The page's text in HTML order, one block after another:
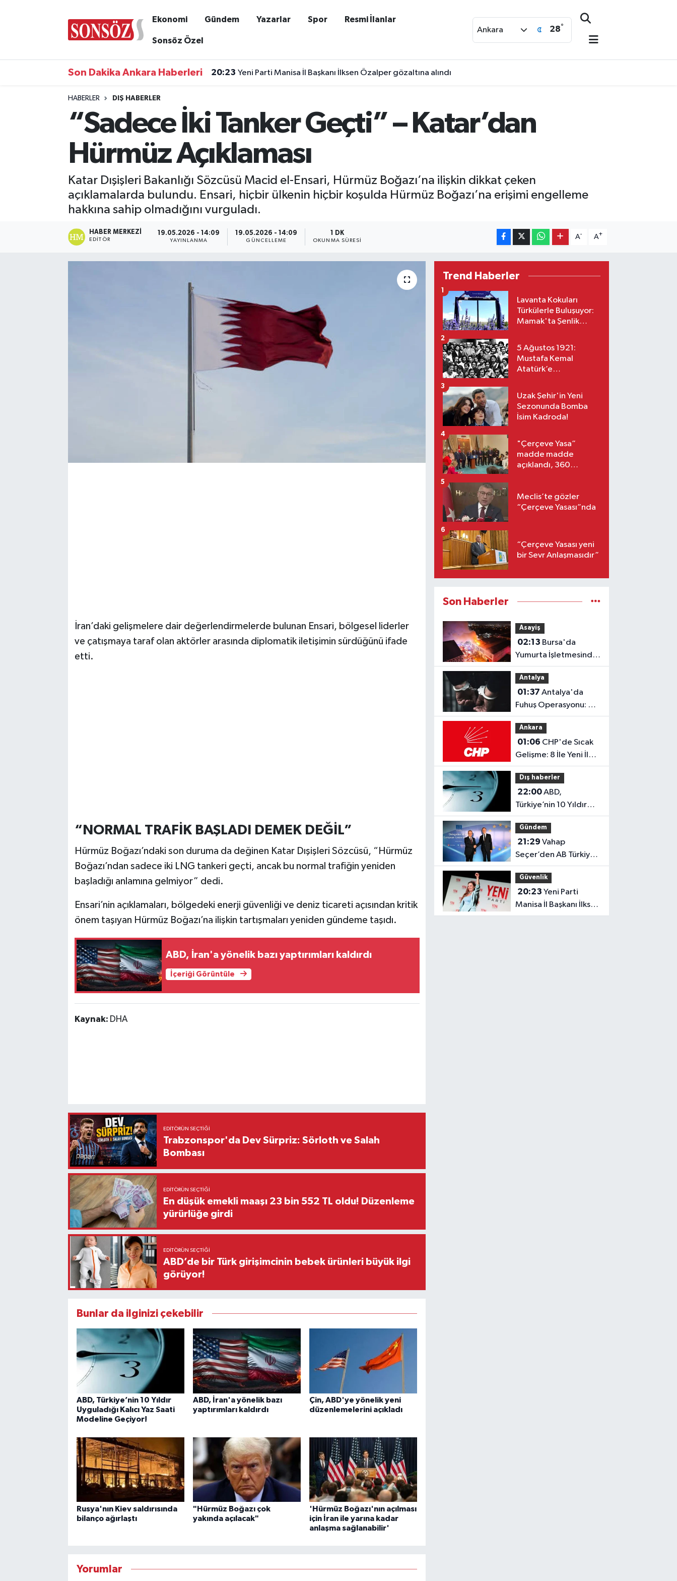
Ekonomi Gündem Yazarlar Spor Resmi İlanlar
Sonsöz Özel
Ankara 28°
Son Dakika Ankara Haberleri 20:23 Yeni Parti Manisa İl Başkanı İlksen Özalper gözaltına alındı
HABERLER DIŞ HABERLER
“Sadece İki Tanker Geçti” – Katar’dan
Hürmüz Açıklaması
Katar Dışişleri Bakanlığı Sözcüsü Macid el-Ensari, Hürmüz Boğazı’na ilişkin dikkat çeken
açıklamalarda bulundu. Ensari, hiçbir ülkenin hiçbir koşulda Hürmüz Boğazı’na erişimi engelleme
hakkına sahip olmadığını vurguladı.
HABER MERKEZI
EDITÖR
19.05.2026 - 14:09
YAYINLANMA
19.05.2026 - 14:09
GÜNCELLEME
1 DK
OKUNMA SÜRESI
A- A+
İran’daki gelişmelere dair değerlendirmelerde bulunan Ensari, bölgesel liderler
ve çatışmaya taraf olan aktörler arasında diplomatik iletişimin sürdüğünü ifade
etti.
“NORMAL TRAFİK BAŞLADI DEMEK DEĞİL”
Hürmüz Boğazı’ndaki son duruma da değinen Katar Dışişleri Sözcüsü, “Hürmüz
Boğazı’ndan sadece iki LNG tankeri geçti, ancak bu normal trafiğin yeniden
başladığı anlamına gelmiyor” dedi.
Ensari’nin açıklamaları, bölgedeki enerji güvenliği ve deniz ticareti açısından kritik
önem taşıyan Hürmüz Boğazı’na ilişkin tartışmaları yeniden gündeme taşıdı.
ABD, İran'a yönelik bazı yaptırımları kaldırdı
İçeriği Görüntüle
Kaynak: DHA
EDITÖRÜN SEÇTIĞI
Trabzonspor'da Dev Sürpriz: Sörloth ve Salah
Bombası
EDITÖRÜN SEÇTIĞI
En düşük emekli maaşı 23 bin 552 TL oldu! Düzenleme
yürürlüğe girdi
EDITÖRÜN SEÇTIĞI
ABD’de bir Türk girişimcinin bebek ürünleri büyük ilgi
görüyor!
Bunlar da ilginizi çekebilir
ABD, Türkiye’nin 10 Yıldır
Uyguladığı Kalıcı Yaz Saati
Modeline Geçiyor!
ABD, İran'a yönelik bazı
yaptırımları kaldırdı
Çin, ABD'ye yönelik yeni
düzenlemelerini açıkladı
Rusya'nın Kiev saldırısında
bilanço ağırlaştı
"Hürmüz Boğazı çok
yakında açılacak"
'Hürmüz Boğazı'nın açılması
için İran ile yarına kadar
anlaşma sağlanabilir'
Yorumlar
Trend Haberler
Lavanta Kokuları
Türkülerle Buluşuyor:
Mamak'ta Şenlik
1
5 Ağustos 1921:
Mustafa Kemal
Atatürk’e
2
Uzak Şehir'in Yeni
Sezonunda Bomba
İsim Kadroda!
3
"Çerçeve Yasa”
madde madde
açıklandı, 360
4
Meclis’te gözler
“Çerçeve Yasası”nda
5
“Çerçeve Yasası yeni
bir Sevr Anlaşmasıdır”
6
Son Haberler
Asayiş
02:13
Yumurta İşletmesinde
Yangın: 1 İtfaiyeci
Dumandan Etkilendi
Antalya
01:37 Antalya'da
Fuhuş Operasyonu: 7
Kişi Tutuklandı!
Ankara
01:06
Gelişme: 8 İle Yeni İl
Başkanı Atandı!
Dış haberler
22:00ABD,
Türkiye’nin 10 Yıldır
Uyguladığı Kalıcı Yaz
Saati Modeline
Geçiyor!
Gündem
21:29 Vahap
Seçer’den AB Türkiye
Delegasyonu Başkanı
Aivo Orav’a nezaket
ziyareti
Güvenlik
20:23 Yeni Parti
Manisa İl Başkanı İlksen
Özalper gözaltına
Sonsöz Özel
Ankara Nöbetçi Eczaneler
Ankara Trafik Yoğunluk Haritası
Süper Lig Puan Durumu ve Fikstür
Son Dakika Haberleri